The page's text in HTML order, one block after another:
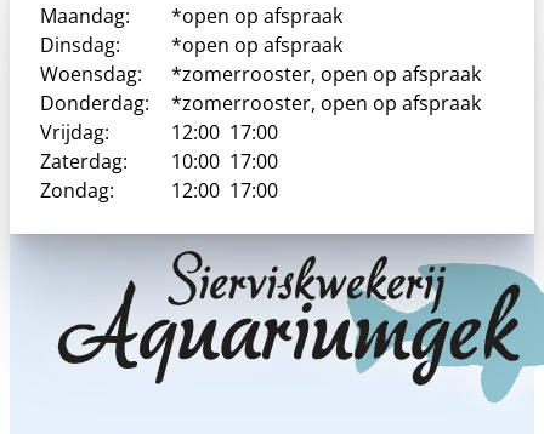
Maandag:
*open op afspraak
Dinsdag:
*open op afspraak
Woensdag:
*zomerrooster, open op afspraak
Donderdag:
*zomerrooster, open op afspraak
Vrijdag:
12:00 17:00
Zaterdag:
10:00 17:00
Zondag:
12:00 17:00